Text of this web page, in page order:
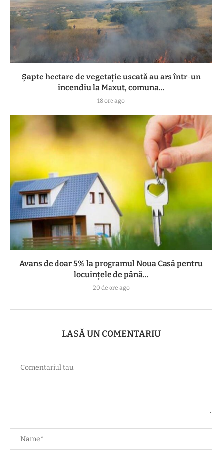
Șapte hectare de vegetație uscată au ars într-un
incendiu la Maxut, comuna...
18 ore ago
Avans de doar 5% la programul Noua Casă pentru
locuințele de până...
20 de ore ago
LASĂ UN COMENTARIU